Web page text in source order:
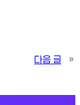
다음 글
»